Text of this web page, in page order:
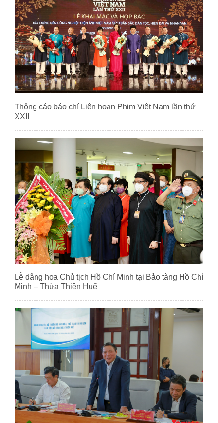
Thông cáo báo chí Liên hoan Phim Việt Nam lần thứ
XXII
Lễ dâng hoa Chủ tịch Hồ Chí Minh tại Bảo tàng Hồ Chí
Minh – Thừa Thiên Huế